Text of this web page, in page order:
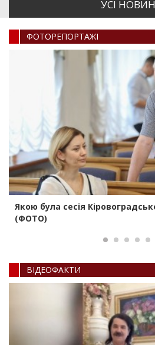
УСI
ФОТОРЕПОРТАЖI
Якою була сесія
(ФОТО)
ВIДЕОФАКТИ